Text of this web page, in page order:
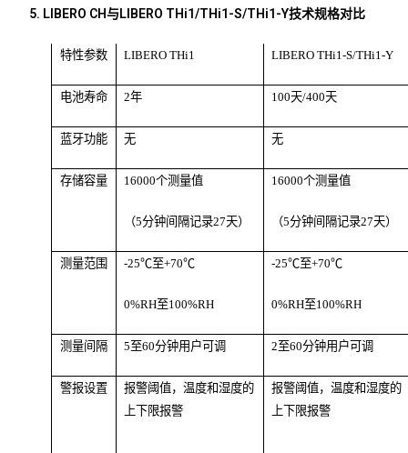
5. LIBERO CH与LIBERO THi1/THi1-S/THi1-Y技术规格对比
特性参数 LIBERO THi1 LIBERO THi1-S/THi1-Y
电池寿命 2年 100天/400天
蓝牙功能 无 无
存储容量 16000个测量值
（5分钟间隔记录27天）
16000个测量值
（5分钟间隔记录27天）
测量范围 -25℃至+70℃
0%RH至100%RH
-25℃至+70℃
0%RH至100%RH
测量间隔 5至60分钟用户可调 2至60分钟用户可调
警报设置
报警阈值，温度和湿度的
上下限报警
报警阈值，温度和湿度的
上下限报警